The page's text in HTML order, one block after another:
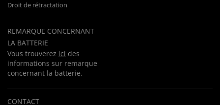
Droit de rétractation
REMARQUE CONCERNANT
LA BATTERIE
Vous trouverez ici des
informations sur remarque
concernant la batterie.
CONTACT